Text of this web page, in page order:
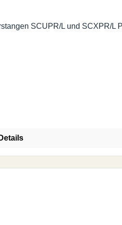
SCUPR/L und SCXPR/L
Details